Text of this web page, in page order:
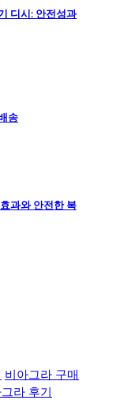
디시: 안전성과
송
과와 안전한 복
비아그라 구매
라 후기